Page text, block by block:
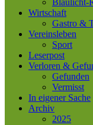
Wirtschaft
Gastro &
Vereinsleben
Sport
Leserpost
Verloren &
Gefunden
Vermisst
In eigener Sache
Archiv
2025